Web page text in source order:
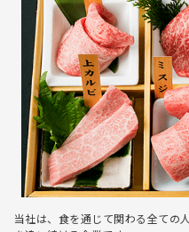
当社は、食を通じて関わる全ての